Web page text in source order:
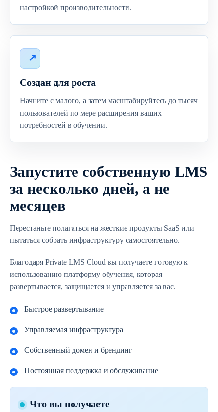
настройкой производительности.
Создан для роста
Начните с малого, а затем масштабируйтесь до тысяч
пользователей по мере расширения ваших
потребностей в обучении.
Запустите собственную LMS
за несколько дней, а не
месяцев
Перестаньте полагаться на жесткие продукты SaaS или
пытаться собрать инфраструктуру самостоятельно.
Благодаря Private LMS Cloud вы получаете готовую к
использованию платформу обучения, которая
развертывается, защищается и управляется за вас.
Быстрое развертывание
Управляемая инфраструктура
Собственный домен и брендинг
Постоянная поддержка и обслуживание
Что вы получаете